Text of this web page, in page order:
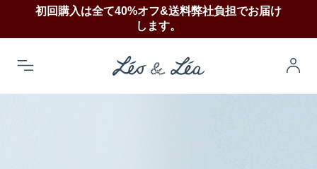
初回購入は全て40%オフ&送料弊社負担でお届け
します。